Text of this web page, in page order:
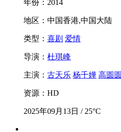
年份：2014
地区：中国香港,中国大陆
类型： 喜剧 爱情
导演： 杜琪峰
主演： 古天乐 杨千嬅 高圆圆
资源：HD
2025年09月13日 / 25°C